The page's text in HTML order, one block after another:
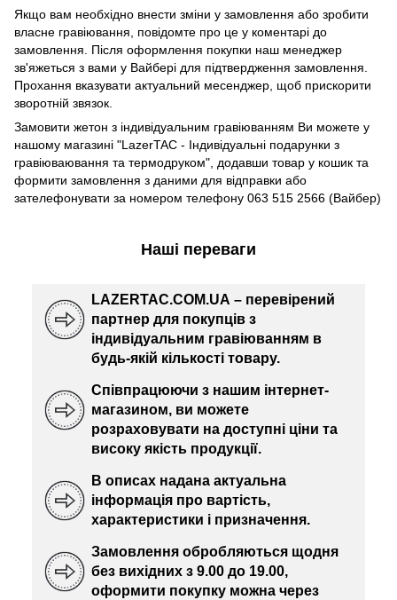
Якщо вам необхідно внести зміни у замовлення або зробити
власне гравіювання, повідомте про це у коментарі до
замовлення. Після оформлення покупки наш менеджер
зв'яжеться з вами у Вайбері для підтвердження замовлення.
Прохання вказувати актуальний месенджер, щоб прискорити
зворотній звязок.
Замовити жетон з індивідуальним гравіюванням Ви можете у
нашому магазині "LazerTAC - Індивідуальні подарунки з
гравіюваювання та термодруком", додавши товар у кошик та
формити замовлення з даними для відправки або
зателефонувати за номером телефону 063 515 2566 (Вайбер)
Наші переваги
LAZERTAC.COM.UA – перевірений
партнер для покупців з
індивідуальним гравіюванням в
будь-якій кількості товару.
Співпрацюючи з нашим інтернет-
магазином, ви можете
розраховувати на доступні ціни та
високу якість продукції.
В описах надана актуальна
інформація про вартість,
характеристики і призначення.
Замовлення обробляються щодня
без вихідних з 9.00 до 19.00,
оформити покупку можна через